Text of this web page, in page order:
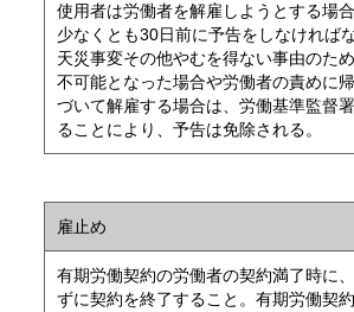
使用者は労働者を解雇しようとする場
少なくとも30日前に予告をしなければ
天災事変その他やむを得ない事由のた
不可能となった場合や労働者の責めに
づいて解雇する場合は、労働基準監督
ることにより、予告は免除される。
雇止め
有期労働契約の労働者の契約満了時に
ずに契約を終了すること。有期労働契